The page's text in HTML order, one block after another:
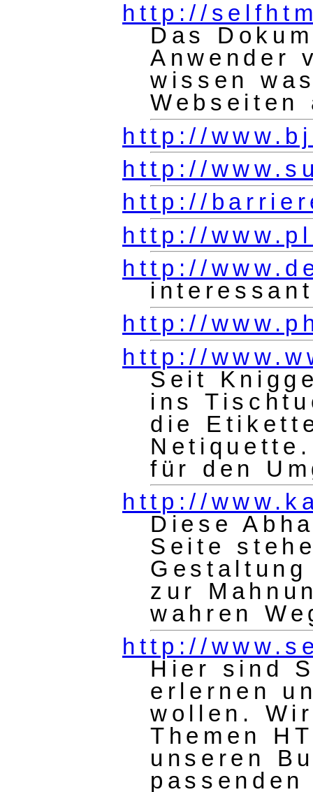
http://
Das
Anwender
wissen
Webseiten
http://
http://
http://
http://
http://
http://
http://
Seit
ins
die
für den
http://
Diese
Seite
zur
wahren
http://
Hier sind
erlernen
wollen.
Themen
unseren